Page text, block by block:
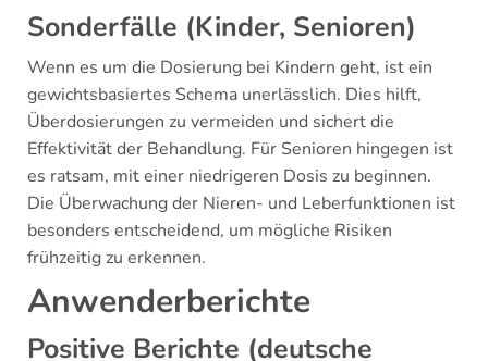
Sonderfälle (Kinder, Senioren)
Wenn es um die Dosierung bei Kindern geht, ist ein
gewichtsbasiertes Schema unerlässlich. Dies hilft,
Überdosierungen zu vermeiden und sichert die
Effektivität der Behandlung. Für Senioren hingegen ist
es ratsam, mit einer niedrigeren Dosis zu beginnen.
Die Überwachung der Nieren- und Leberfunktionen ist
besonders entscheidend, um mögliche Risiken
frühzeitig zu erkennen.
Anwenderberichte
Positive Berichte (deutsche